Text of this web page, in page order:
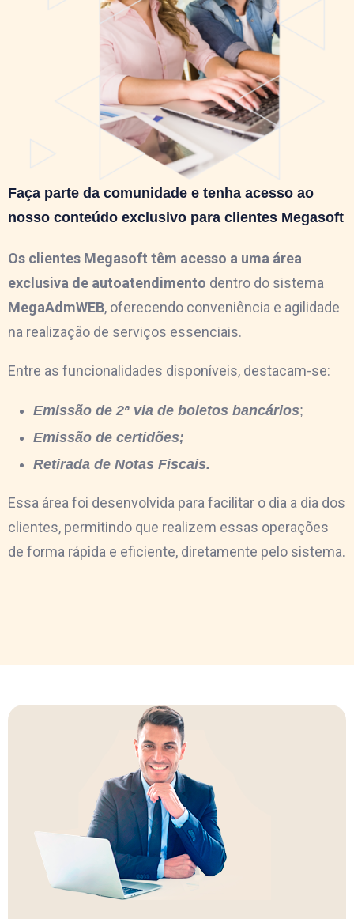
Faça parte da comunidade e tenha acesso ao
nosso conteúdo exclusivo para clientes Megasoft
Os clientes Megasoft têm acesso a uma área
exclusiva de autoatendimento dentro do sistema
MegaAdmWEB, oferecendo conveniência e agilidade
na realização de serviços essenciais.
Entre as funcionalidades disponíveis, destacam-se:
Emissão de 2ª via de boletos bancários;
Emissão de certidões;
Retirada de Notas Fiscais.
Essa área foi desenvolvida para facilitar o dia a dia dos
clientes, permitindo que realizem essas operações
de forma rápida e eficiente, diretamente pelo sistema.